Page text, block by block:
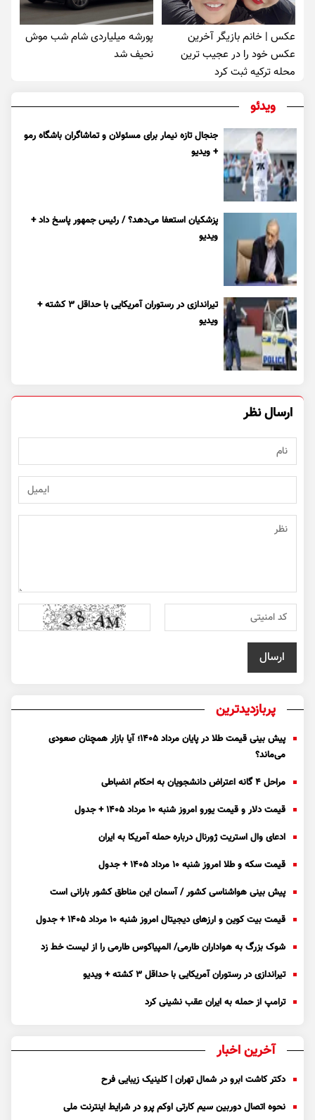
عکس | خانم بازیگر آخرین
عکس خود را در عجیب ترین
محله ترکیه ثبت کرد
پورشه میلیاردی شام شب موش‌
نحیف شد
ویدئو
جنجال تازه نیمار برای مسئولان و تماشاگران باشگاه رمو
+ ویدیو
پزشکیان استعفا می‌دهد؟ / رئیس جمهور پاسخ داد +
ویدیو
تیراندازی در رستوران آمریکایی با حداقل ۳ کشته +
ویدیو
ارسال نظر
پربازدیدترین
پیش بینی قیمت طلا در پایان مرداد 1405؛ آیا بازار همچنان صعودی
می‌ماند؟
مراحل ۴ گانه اعتراض دانشجویان به احکام انضباطی
قیمت دلار و قیمت یورو امروز شنبه ۱۰ مرداد ۱۴۰۵ + جدول
ادعای وال استریت ژورنال درباره حمله آمریکا به ایران
قیمت سکه و طلا امروز شنبه ۱۰ مرداد ۱۴۰۵ + جدول
پیش بینی هواشناسی کشور / آسمان این مناطق کشور بارانی است
قیمت بیت کوین و ارز‌های دیجیتال امروز شنبه ۱۰ مرداد ۱۴۰۵ + جدول
شوک بزرگ به هواداران طارمی/ المپیاکوس طارمی را از لیست خط زد
تیراندازی در رستوران آمریکایی با حداقل ۳ کشته + ویدیو
ترامپ از حمله به ایران عقب نشینی کرد
آخرین اخبار
دکتر کاشت ابرو در شمال تهران | کلینیک زیبایی فرح
نحوه اتصال دوربین سیم کارتی اوکم پرو در شرایط اینترنت ملی